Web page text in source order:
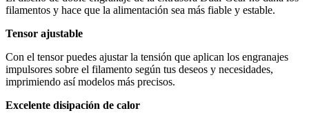
filamentos y hace que la alimentación sea más fiable y estable.
Tensor ajustable
Con el tensor puedes ajustar la tensión que aplican los engranajes
impulsores sobre el filamento según tus deseos y necesidades,
imprimiendo así modelos más precisos.
Excelente disipación de calor